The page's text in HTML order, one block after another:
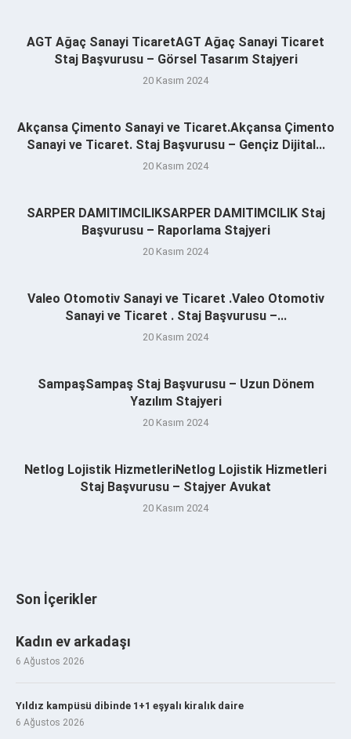
AGT Ağaç Sanayi TicaretAGT Ağaç Sanayi Ticaret
Staj Başvurusu – Görsel Tasarım Stajyeri
20 Kasım 2024
Akçansa Çimento Sanayi ve Ticaret.Akçansa Çimento
Sanayi ve Ticaret. Staj Başvurusu – Gençiz Dijital...
20 Kasım 2024
SARPER DAMITIMCILIKSARPER DAMITIMCILIK Staj
Başvurusu – Raporlama Stajyeri
20 Kasım 2024
Valeo Otomotiv Sanayi ve Ticaret .Valeo Otomotiv
Sanayi ve Ticaret . Staj Başvurusu –...
20 Kasım 2024
SampaşSampaş Staj Başvurusu – Uzun Dönem
Yazılım Stajyeri
20 Kasım 2024
Netlog Lojistik HizmetleriNetlog Lojistik Hizmetleri
Staj Başvurusu – Stajyer Avukat
20 Kasım 2024
Son İçerikler
Kadın ev arkadaşı
6 Ağustos 2026
Yıldız kampüsü dibinde 1+1 eşyalı kiralık daire
6 Ağustos 2026